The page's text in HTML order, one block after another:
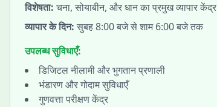
विशेषता: चना, सोयाबीन, और धान का प्रमुख व्यापार केंद्र
व्यापार के दिन: सुबह 8:00 बजे से शाम 6:00 बजे तक
उपलब्ध सुविधाएँ:
डिजिटल नीलामी और भुगतान प्रणाली
भंडारण और गोदाम सुविधाएँ
गुणवत्ता परीक्षण केंद्र